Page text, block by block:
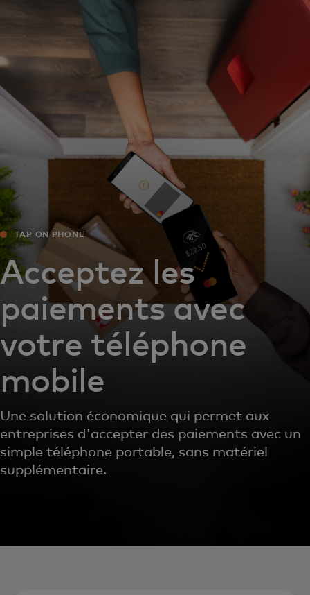
Pour vous
Pour les entreprises
Pour le monde
Pour les innovateurs
Actualités et tendances
TAP ON PHONE
Acceptez les
paiements avec
votre téléphone
mobile
Une solution économique qui permet aux
entreprises d'accepter des paiements avec un
simple téléphone portable, sans matériel
supplémentaire.